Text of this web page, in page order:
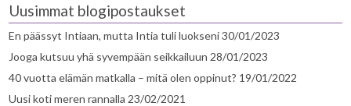
Uusimmat blogipostaukset
En päässyt Intiaan, mutta Intia tuli luokseni30/01/2023
Jooga kutsuu yhä syvempään seikkailuun 28/01/2023
40 vuotta elämän matkalla – mitä olen oppinut? 19/01/2022
Uusi koti meren rannalla 23/02/2021